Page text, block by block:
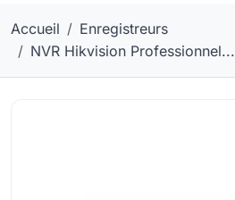
Accueil
Enregistreurs
NVR Hikvision Professionnel...